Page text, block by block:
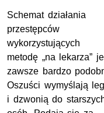
Schemat działania
przestępców
wykorzystujących
metodę „na lekarza”
zawsze bardzo
Oszuści wymyślają
i dzwonią do